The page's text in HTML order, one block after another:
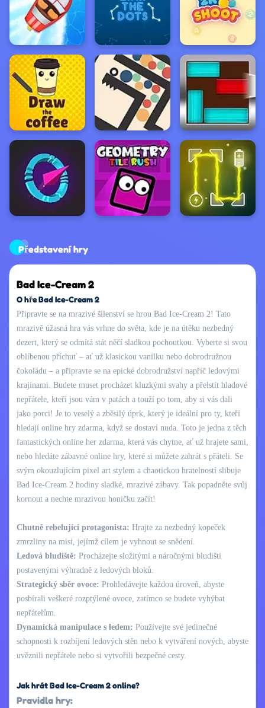
Představení hry
Bad Ice-Cream 2
O hře Bad Ice-Cream 2
Připravte se na mrazivé šílenství se hrou Bad Ice-Cream 2! Tato
mrazivě úžasná hra vás vrhne do světa, kde je na útěku nezbedný
dezert, který se odmítá stát něčí sladkou pochoutkou. Vyberte si svou
oblíbenou příchuť – ať už klasickou vanilku nebo dobrodružnou
čokoládu – a připravte se na epické dobrodružství napříč ledovými
krajinami. Budete muset procházet kluzkými svahy a přelstít hladové
nepřátele, kteří jsou vám v patách a touží po tom, aby si vás dali
jako porci! Je to veselý a zběsilý úprk, který je ideální pro ty, kteří
hledají online hry zdarma, když se dostaví nuda. Toto je jedna z těch
fantastických online her zdarma, která vás chytne, ať už hrajete sami,
nebo hledáte zábavné online hry, které si můžete zahrát s přáteli. Se
svým okouzlujícím pixel art stylem a chaotickou hratelností slibuje
Bad Ice-Cream 2 hodiny sladké, mrazivé zábavy. Tak popadněte svůj
kornout a nechte mrazivou honičku začít!
Chutně rebelující protagonista: Hrajte za nezbedný kopeček
zmrzliny na misi, jejímž cílem je vyhnout se snědení.
Ledová bludiště: Procházejte složitými a náročnými bludišti
postavenými výhradně z ledových bloků.
Strategický sběr ovoce: Prohledávejte každou úroveň, abyste
posbírali veškeré rozptýlené ovoce, zatímco se budete vyhýbat
nepřátelům.
Dynamická manipulace s ledem: Používejte své jedinečné
schopnosti k rozbíjení ledových stěn nebo k vytváření nových, abyste
uvěznili nepřátele nebo si vytvořili bezpečné cesty.
Jak hrát Bad Ice-Cream 2 online?
Pravidla hry: